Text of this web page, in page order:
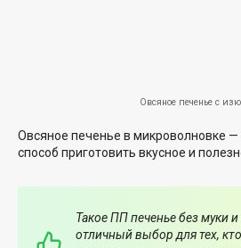
Овсяное печенье с
Овсяное печенье в микроволновке —
способ приготовить вкусное и
Такое ПП печенье без муки и
отличный выбор для тех,